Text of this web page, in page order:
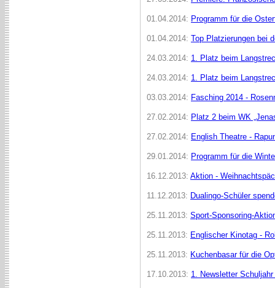
01.04.2014: Programm für die
01.04.2014: Top Platzierungen bei
24.03.2014: 1. Platz beim
24.03.2014: 1. Platz beim
03.03.2014: Fasching 2014 -
27.02.2014: Platz 2 beim WK
27.02.2014: English Theatre -
29.01.2014: Programm für die
16.12.2013: Aktion -
11.12.2013: Dualingo-Schüler
25.11.2013: Sport-Sponsoring-
25.11.2013: Englischer Kinotag -
25.11.2013: Kuchenbasar für die
17.10.2013: 1. Newsletter